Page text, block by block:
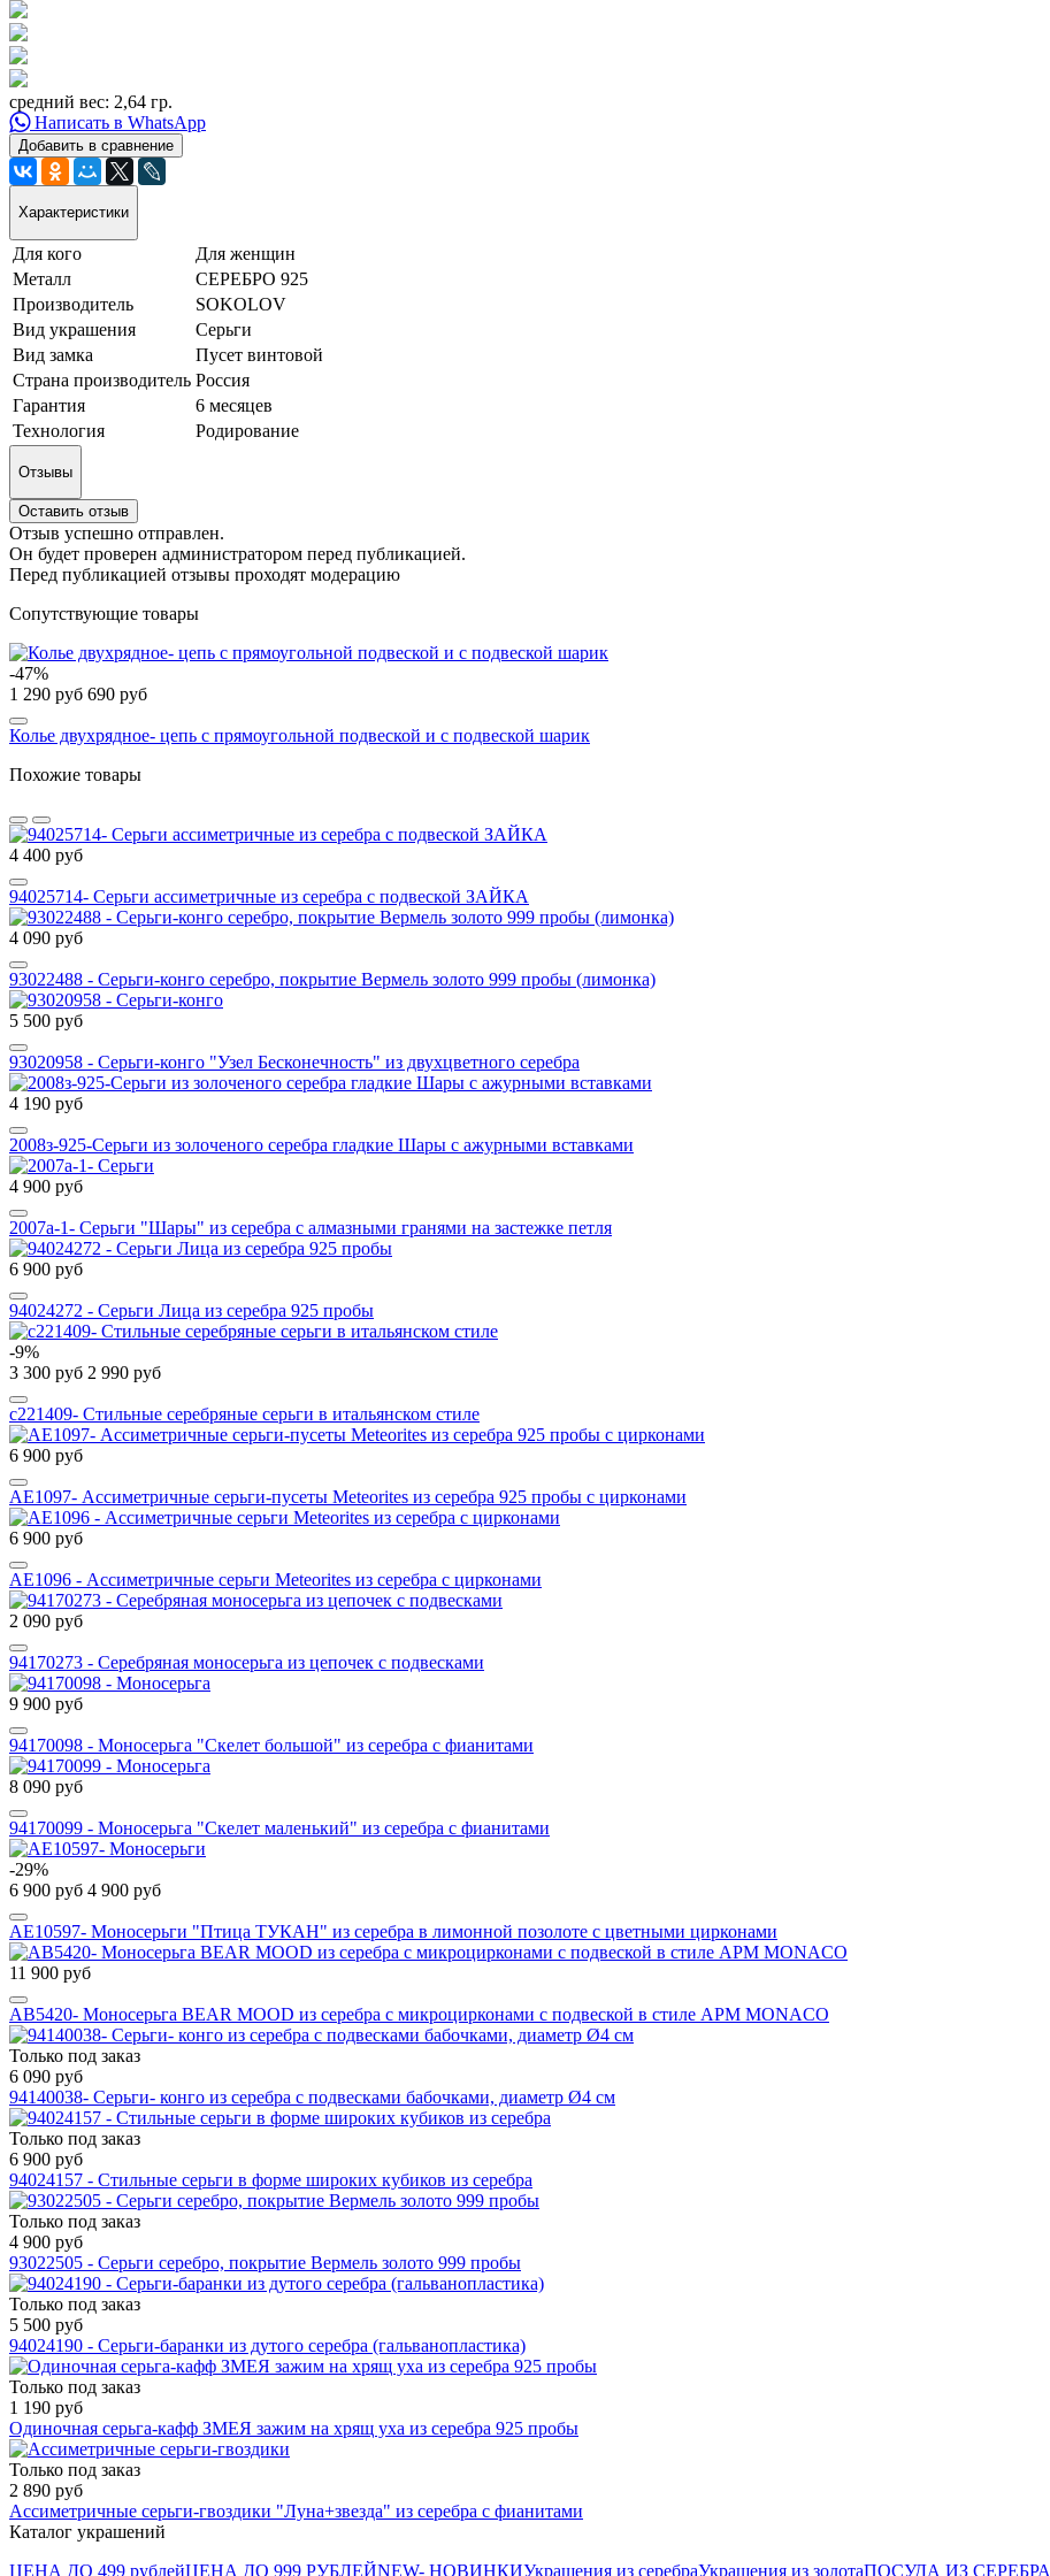
средний вес: 2,64 гр.
Написать в WhatsApp
Добавить в сравнение
Характеристики
Для кого
Для женщин
Металл
СЕРЕБРО 925
Производитель
SOKOLOV
Вид украшения
Серьги
Вид замка
Пусет винтовой
Страна производитель Россия
Гарантия
6 месяцев
Технология
Родирование
Отзывы
Оставить отзыв
Отзыв успешно отправлен.
Он будет проверен администратором перед публикацией.
Перед публикацией отзывы проходят модерацию
Сопутствующие товары
-47%
1 290 руб 690 руб
Колье двухрядное- цепь с прямоугольной подвеской и c подвеской шарик
Похожие товары
4 400 руб
94025714- Серьги ассиметричные из серебра с подвеской ЗАЙКА
4 090 руб
93022488 - Серьги-конго серебро, покрытие Вермель золото 999 пробы (лимонка)
5 500 руб
93020958 - Серьги-конго "Узел Бесконечность" из двухцветного серебра
4 190 руб
2008з-925-Серьги из золоченого серебра гладкие Шары с ажурными вставками
4 900 руб
2007а-1- Серьги "Шары" из серебра с алмазными гранями на застежке петля
6 900 руб
94024272 - Серьги Лица из серебра 925 пробы
-9%
3 300 руб 2 990 руб
с221409- Стильные серебряные серьги в итальянском стиле
6 900 руб
AE1097- Ассиметричные серьги-пусеты Meteorites из серебра 925 пробы с цирконами
6 900 руб
AE1096 - Ассиметричные серьги Meteorites из серебра с цирконами
2 090 руб
94170273 - Серебряная моносерьга из цепочек с подвесками
9 900 руб
94170098 - Моносерьга "Скелет большой" из серебра с фианитами
8 090 руб
94170099 - Моносерьга "Скелет маленький" из серебра с фианитами
-29%
6 900 руб 4 900 руб
AE10597- Моносерьги "Птица ТУКАН" из серебра в лимонной позолоте с цветными цирконами
11 900 руб
AВ5420- Моносерьга BEAR MOOD из серебра с микроцирконами с подвеской в стиле APM MONACO
Только под заказ
6 090 руб
94140038- Серьги- конго из серебра с подвесками бабочками, диаметр Ø4 см
Только под заказ
6 900 руб
94024157 - Стильные серьги в форме широких кубиков из серебра
Только под заказ
4 900 руб
93022505 - Серьги серебро, покрытие Вермель золото 999 пробы
Только под заказ
5 500 руб
94024190 - Серьги-баранки из дутого серебра (гальванопластика)
Только под заказ
1 190 руб
Одиночная серьга-кафф ЗМЕЯ зажим на хрящ уха из серебра 925 пробы
Только под заказ
2 890 руб
Ассиметричные серьги-гвоздики "Луна+звезда" из серебра с фианитами
Каталог украшений
ЦЕНА ДО 499 рублейЦЕНА ДО 999 РУБЛЕЙNEW- НОВИНКИУкрашения из серебраУкрашения из золотаПОСУДА ИЗ СЕРЕБРА